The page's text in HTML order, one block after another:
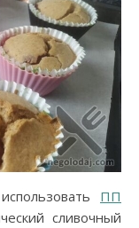
ПП
сливочный